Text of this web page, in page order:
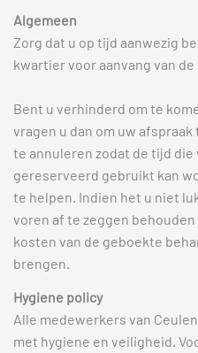
Algemeen
Zorg dat u op tijd aanwezig
kwartier voor aanvang van
Bent u verhinderd om te
vragen u dan om uw
te annuleren zodat de tijd
gereserveerd gebruikt kan
te helpen. Indien het u niet
voren af te zeggen
kosten van de geboekte
brengen.
Hygiene policy
Alle medewerkers van
met hygiene en veiligheid.